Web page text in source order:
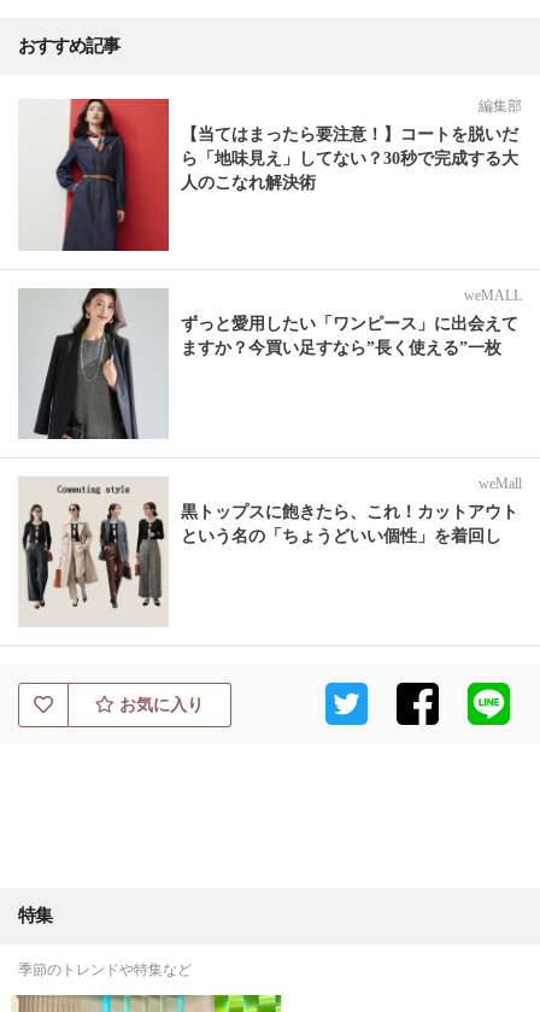
おすすめ記事
編集部
【当てはまったら要注意！】コートを脱いだ
ら「地味見え」してない？30秒で完成する大
人のこなれ解決術
weMALL
ずっと愛用したい「ワンピース」に出会えて
ますか？今買い足すなら”長く使える”一枚
weMall
黒トップスに飽きたら、これ！カットアウト
という名の「ちょうどいい個性」を着回し
お気に入り
特集
季節のトレンドや特集など